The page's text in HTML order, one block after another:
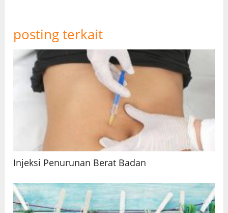
posting terkait
Injeksi Penurunan Berat Badan